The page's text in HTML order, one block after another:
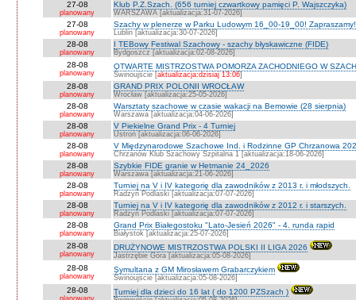
27-08
planowany
Klub P.Z.Szach. (656 turniej czwartkowy pamięci P. Wajszczyka)
WARSZAWA [aktualizacja:31-07-2026]
27-08
planowany
Szachy w plenerze w Parku Ludowym 16_00-19_00! Zapraszamy!
Lublin [aktualizacja:30-07-2026]
28-08
planowany
I TEBowy Festiwal Szachowy - szachy błyskawiczne (FIDE)
Bydgoszcz [aktualizacja:02-08-2026]
28-08
planowany
OTWARTE MISTRZOSTWA POMORZA ZACHODNIEGO W
Świnoujście [aktualizacja:dzisiaj 13:06]
28-08
planowany
GRAND PRIX POLONII WROCŁAW
Wrocław [aktualizacja:25-05-2026]
28-08
planowany
Warsztaty szachowe w czasie wakacji na Bemowie (28 sierpnia)
Warszawa [aktualizacja:04-06-2026]
28-08
planowany
V Piekielne Grand Prix - 4 Turniej
Ustroń [aktualizacja:06-06-2026]
28-08
planowany
V Międzynarodowe Szachowe Ind. i Rodzinne GP Chrzanowa
Chrzanów Klub Szachowy Szpitalna 1 [aktualizacja:18-06-2026]
28-08
planowany
Szybkie FIDE granie w Hetmanie 24_2026
Warszawa [aktualizacja:21-06-2026]
28-08
planowany
Turniej na V i IV kategorię dla zawodników z 2013 r. i młodszych.
Radzyń Podlaski [aktualizacja:07-07-2026]
28-08
planowany
Turniej na V i IV kategorię dla zawodników z 2012 r. i starszych.
Radzyń Podlaski [aktualizacja:07-07-2026]
28-08
planowany
Grand Prix Białegostoku "Lato-Jesień 2026" - 4. runda rapid
Białystok [aktualizacja:25-07-2026]
28-08
planowany
DRUŻYNOWE MISTRZOSTWA POLSKI II LIGA 2026
Jastrzębie Góra [aktualizacja:05-08-2026]
28-08
planowany
Symultana z GM Mirosławem Grabarczykiem
Świnoujście [aktualizacja:05-08-2026]
28-08
planowany
Turniej dla dzieci do 16 lat ( do 1200 PZSzach )